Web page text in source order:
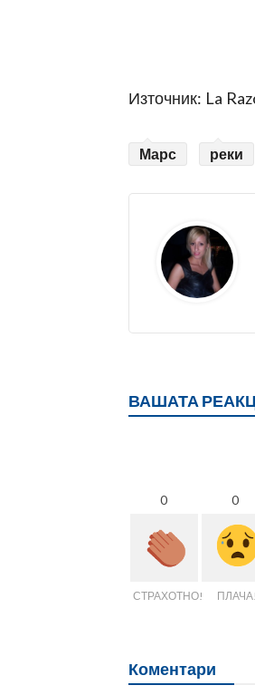
Източник: La
Марс реки
ВАШАТА
0
СТРАХОТНО!
0
ПЛАЧА!
Коментари